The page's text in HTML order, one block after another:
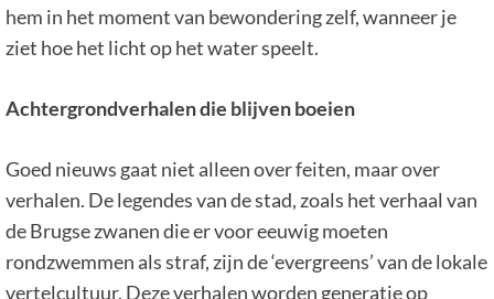
hem in het moment van bewondering zelf, wanneer je
ziet hoe het licht op het water speelt.
Achtergrondverhalen die blijven boeien
Goed nieuws gaat niet alleen over feiten, maar over
verhalen. De legendes van de stad, zoals het verhaal van
de Brugse zwanen die er voor eeuwig moeten
rondzwemmen als straf, zijn de ‘evergreens’ van de lokale
vertelcultuur. Deze verhalen worden generatie op